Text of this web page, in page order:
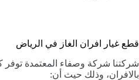
قطع غيار افران الغاز في الرياض
شركتنا شركة وصفاء المعتمدة توفر
بالافران، وذلك حيث أن: